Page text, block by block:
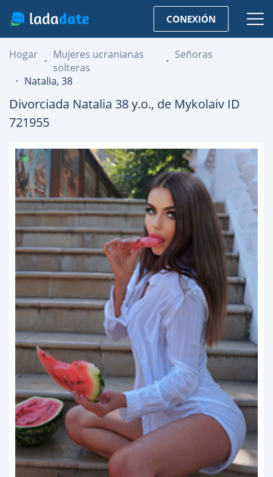
CONEXIÓN
Hogar
Mujeres ucranianas
solteras
Señoras
Natalia, 38
Divorciada Natalia 38y.o., de Mykolaiv ID
721955